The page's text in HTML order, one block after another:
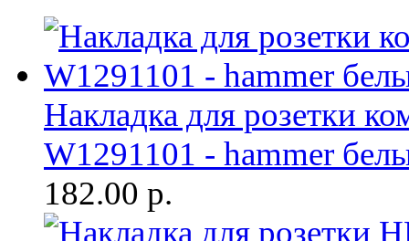
Накладка для розетки
W1291101 - hammer
182.00 р.